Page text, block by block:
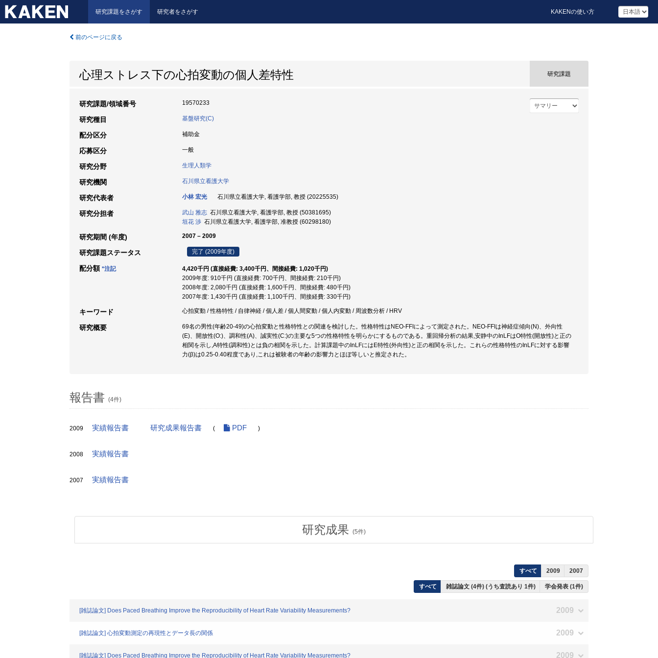
研究課題をさがす 研究者をさがす KAKENの使い方
前のページに戻る
心理ストレス下の心拍変動の個人差特性 研究課題
研究課題/領域番号 19570233
研究種目 基盤研究(C)
配分区分 補助金
応募区分 一般
研究分野 生理人類学
研究機関 石川県立看護大学
研究代表者 小林 宏光 石川県立看護大学, 看護学部, 教授 (20225535)
研究分担者 武山 雅志 石川県立看護大学, 看護学部, 教授 (50381695)
垣花 渉 石川県立看護大学, 看護学部, 准教授 (60298180)
研究期間 (年度) 2007 – 2009
研究課題ステータス 完了 (2009年度)
配分額 *注記
4,420千円 (直接経費: 3,400千円、間接経費: 1,020千円)
2009年度: 910千円 (直接経費: 700千円、間接経費: 210千円)
2008年度: 2,080千円 (直接経費: 1,600千円、間接経費: 480千円)
2007年度: 1,430千円 (直接経費: 1,100千円、間接経費: 330千円)
キーワード 心拍変動 / 性格特性 / 自律神経 / 個人差 / 個人間変動 / 個人内変動 / 周波数分析 / HRV
研究概要
69名の男性(年齢20-49)の心拍変動と性格特性との関連を検討した。性格特性はNEO-FFIによって測定された。NEO-FFIは神経症傾向(N)、外向性
(E)、開放性(O:)、調和性(A)、誠実性(C:)の主要な5つの性格特性を明らかにするものである。重回帰分析の結果,安静中のInLFはO特性(開放性)と正の
相関を示し,A特性(調和性)とは負の相関を示した。計算課題中のInLFにはE特性(外向性)と正の相関を示した。これらの性格特性のInLFに対する影響
力(β)は0.25-0.40程度であり,これは被験者の年齢の影響力とほぼ等しいと推定された。
報告書 (4件)
2009 実績報告書 研究成果報告書 ( PDF )
2008 実績報告書
2007 実績報告書
研究成果 (5件)
すべて 2009 2007
すべて 雑誌論文 (4件) (うち査読あり 1件) 学会発表 (1件)
[雑誌論文] Does Paced Breathing Improve the Reproducibility of Heart Rate Variability Measurements? 2009
[雑誌論文] 心拍変動測定の再現性とデータ長の関係 2009
[雑誌論文] Does Paced Breathing Improve the Reproducibility of Heart Rate Variability Measurements? 2009